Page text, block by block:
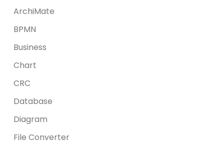
ArchiMate
BPMN
Business
Chart
CRC
Database
Diagram
File Converter